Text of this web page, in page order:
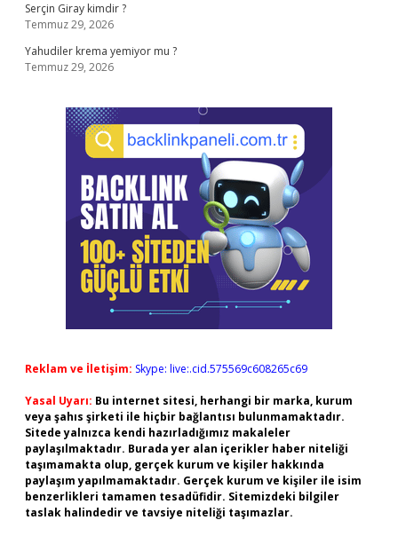
Serçin Giray kimdir ?
Temmuz 29, 2026
Yahudiler krema yemiyor mu ?
Temmuz 29, 2026
Reklam ve İletişim: Skype: live:.cid.575569c608265c69
Yasal Uyarı: Bu internet sitesi, herhangi bir marka, kurum
veya şahıs şirketi ile hiçbir bağlantısı bulunmamaktadır.
Sitede yalnızca kendi hazırladığımız makaleler
paylaşılmaktadır. Burada yer alan içerikler haber niteliği
taşımamakta olup, gerçek kurum ve kişiler hakkında
paylaşım yapılmamaktadır. Gerçek kurum ve kişiler ile isim
benzerlikleri tamamen tesadüfidir. Sitemizdeki bilgiler
taslak halindedir ve tavsiye niteliği taşımazlar.